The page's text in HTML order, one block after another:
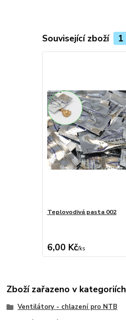
Související zboží 1
Teplovodivá pasta 002
6,00 Kč/ks
Zboží zařazeno v kategoriích
Ventilátory - chlazení pro NTB